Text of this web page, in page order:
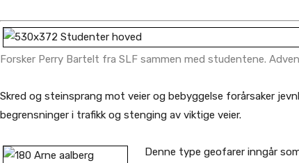
Forsker Perry Bartelt fra SLF sammen med studentene.
Skred og steinsprang mot veier og bebyggelse forårsaker
begrensninger i trafikk og stenging av viktige veier.
Denne type geofarer inngår